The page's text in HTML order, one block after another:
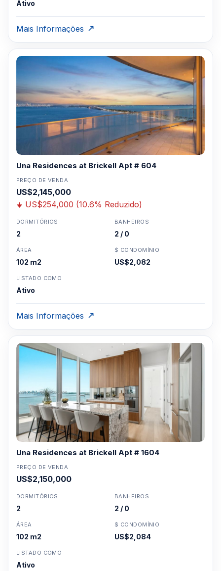
Ativo
Mais Informações
Una Residences at Brickell Apt # 604
PREÇO DE VENDA
US$2,145,000
US$254,000 (10.6% Reduzido)
DORMITÓRIOS
2
BANHEIROS
2 / 0
ÁREA
102 m2
$ CONDOMÍNIO
US$2,082
LISTADO COMO
Ativo
Mais Informações
Una Residences at Brickell Apt # 1604
PREÇO DE VENDA
US$2,150,000
DORMITÓRIOS
2
BANHEIROS
2 / 0
ÁREA
102 m2
$ CONDOMÍNIO
US$2,084
LISTADO COMO
Ativo